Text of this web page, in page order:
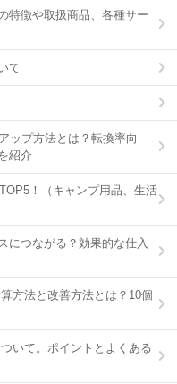
特徴や取扱商品、各種サー
て
ップ方法とは？転換率向
紹介
！（キャンプ用品、生活
につながる？効果的な仕入
方法と改善方法とは？10個
いて。ポイントとよくある